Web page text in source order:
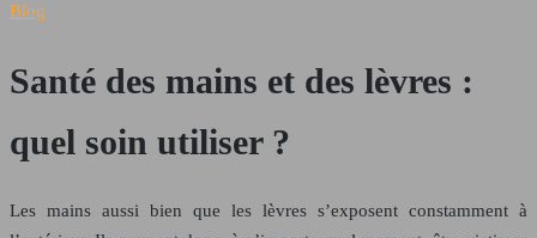
Blog
Santé des mains et des lèvres :
quel soin utiliser ?
Les mains aussi bien que les lèvres s’exposent constamment à